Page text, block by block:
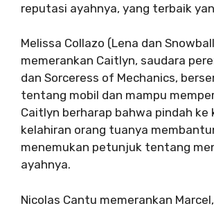
reputasi ayahnya, yang terbaik
Melissa Collazo (Lena dan
memerankan Caitlyn, saudara
dan Sorceress of Mechanics,
tentang mobil dan mampu
Caitlyn berharap bahwa pindah ke
kelahiran orang tuanya
menemukan petunjuk tentang
ayahnya.
Nicolas Cantu memerankan